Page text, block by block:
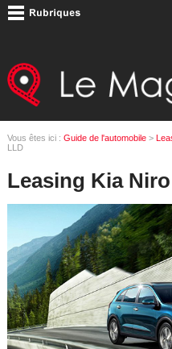
Vous êtes ici : Guide de l'automobile>
LLD
Leasing Kia